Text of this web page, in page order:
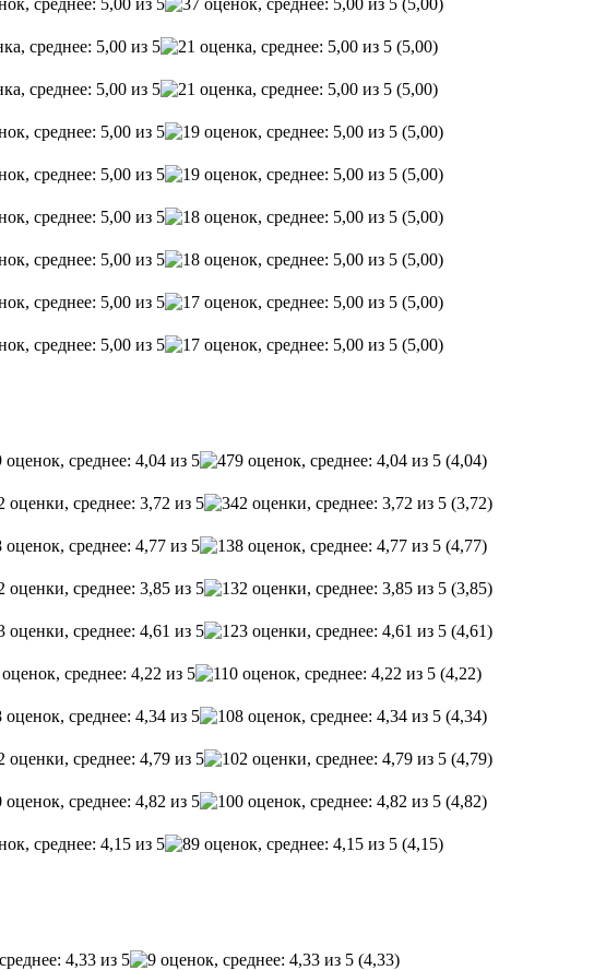
(5,00)
(5,00)
(5,00)
(5,00)
(5,00)
(5,00)
(5,00)
(5,00)
(4,04)
(3,72)
(4,77)
(3,85)
(4,61)
(4,22)
(4,34)
(4,79)
(4,82)
(4,15)
(4,33)